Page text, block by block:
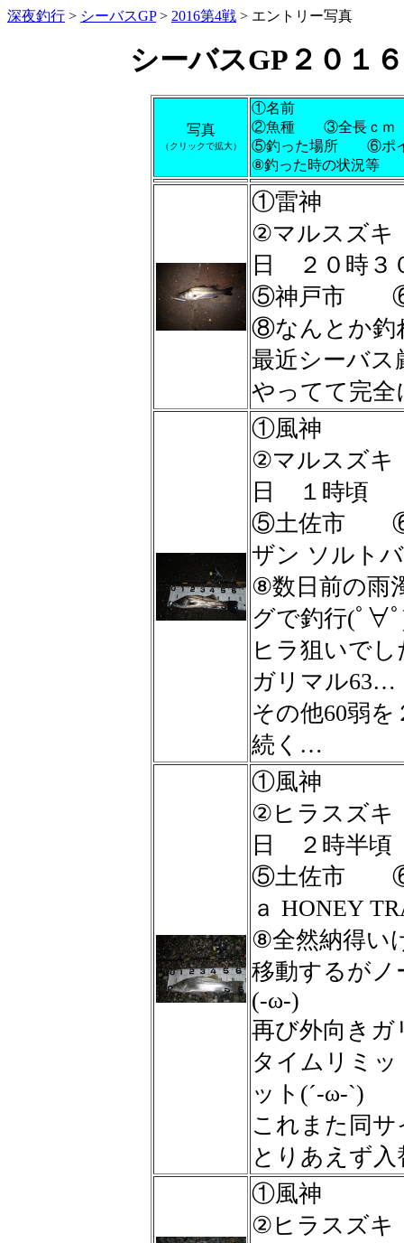
深夜釣行 > シーバスGP> 2016第4戦 > エントリー写真
シーバスGP２０
写真
（クリックで拡大）
①名前
②魚種 ③全長ｃ
⑤釣った場所 ⑥ポ
⑧釣った時の状況等
①雷神
②マルスズ
日 ２０時３
⑤神戸市 ⑥
⑧なんとか釣
最近シーバ
やってて完全
①風神
②マルスズ
日 １時頃
⑤土佐市 ⑥
ザン ソルト
⑧数日前の雨
グで釣行(ﾟ∀
ヒラ狙いで
ガリマル63…
その他60弱
続く…
①風神
②ヒラスズ
日 ２時半頃
⑤土佐市 ⑥
ａ HONEY
⑧全然納得い
移動するがノ
(-ω-)
再び外向き
タイムリミ
ット(´-ω-`)
これまた同
とりあえず
①風神
②ヒラスズ